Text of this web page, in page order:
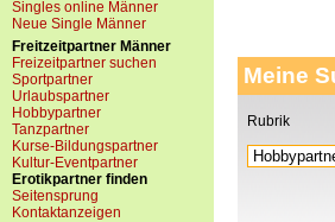
Singles online Männer
Neue Single Männer
Freitzeitpartner Männer
Freizeitpartner suchen
Sportpartner
Urlaubspartner
Hobbypartner
Tanzpartner
Kurse-Bildungspartner
Kultur-Eventpartner
Erotikpartner finden
Seitensprung
Kontaktanzeigen
Meine
Rubrik